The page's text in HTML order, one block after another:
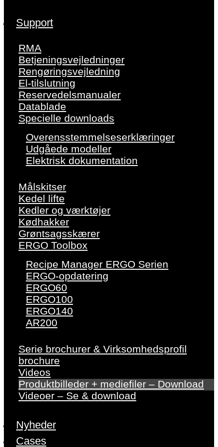
Support
RMA
Betjeningsvejledninger
Rengøringsvejledning
El-tilslutning
Reservedelsmanualer
Datablade
Specielle downloads
Overensstemmelseserklæringer
Udgåede modeller
Elektrisk dokumentation
Målskitser
Kedel lifte
Kedler og værktøjer
Kødhakker
Grøntsagsskærer
ERGO Toolbox
Recipe Manager ERGO Serien
ERGO-opdatering
ERGO60
ERGO100
ERGO140
AR200
Serie brochurer & Virksomhedsprofil
brochure
Videos
Produktbilleder + mediefiler – Download
Videoer – Se & download
Nyheder
Cases